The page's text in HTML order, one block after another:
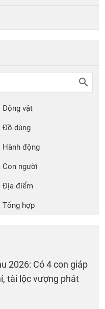
Động vật
Đồ dùng
Hành động
Con người
Địa điểm
Tổng hợp
2026: Có 4 con giáp
tài lộc vượng phát